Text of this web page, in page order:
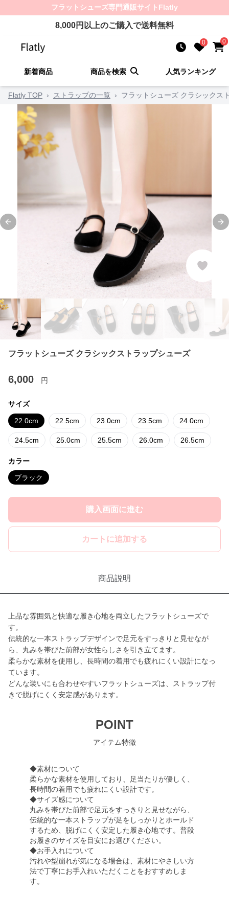
フラットシューズ専門通販サイト Flatly
8,000円以上のご購入で送料無料
0 0
新着商品 商品を検索 人気ランキング
Flatly TOP › ストラップの一覧 › フラットシューズ クラシックス
Previous slide
フラットシューズ クラシックストラップシューズ
6,000 円
サイズ
22.0cm 22.5cm 23.0cm 23.5cm 24.0cm
24.5cm 25.0cm 25.5cm 26.0cm 26.5cm
カラー
ブラック
購入画面に進む
カートに追加する
商品説明
上品な雰囲気と快適な履き心地を両立したフラットシューズで
す。
伝統的な一本ストラップデザインで足元をすっきりと見せなが
ら、丸みを帯びた前部が女性らしさを引き立てます。
柔らかな素材を使用し、長時間の着用でも疲れにくい設計になっ
ています。
どんな装いにも合わせやすいフラットシューズは、ストラップ付
きで脱げにくく安定感があります。
POINT
アイテム特徴
◆素材について
柔らかな素材を使用しており、足当たりが優しく、
長時間の着用でも疲れにくい設計です。
◆サイズ感について
丸みを帯びた前部で足元をすっきりと見せながら、
伝統的な一本ストラップが足をしっかりとホールド
するため、脱げにくく安定した履き心地です。普段
お履きのサイズを目安にお選びください。
◆お手入れについて
汚れや型崩れが気になる場合は、素材にやさしい方
法で丁寧にお手入れいただくことをおすすめしま
す。